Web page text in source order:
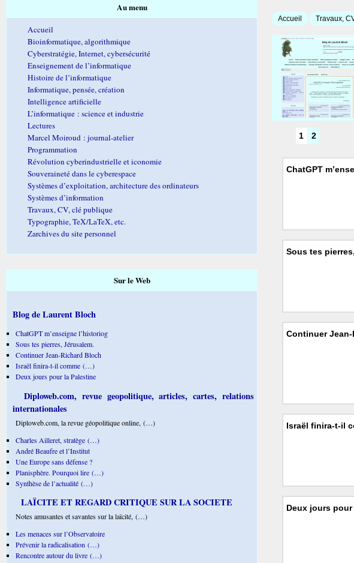
Accueil Travaux,
1 2
ChatGPT
Sous tes
Continuer
Israël finira-t-il
Deux jours
Au menu
Accueil
Bioinformatique, algorithmique
Cyberstratégie, Internet, cybersécurité
Enseignement de l’informatique
Histoire de l’informatique
Informatique, pensée, création
Intelligence artificielle
L’informatique : science et industrie
Lectures
Marcel Moiroud : journal-atelier
Programmation
Révolution cyberindustrielle et iconomie
Souveraineté dans le cyberespace
Systèmes d’exploitation, architecture des ordinateurs
Systèmes d’information
Travaux, CV, clé publique
Typographie, TeX/LaTeX, etc.
Zarchives du site personnel
Sur le Web
Blog de Laurent Bloch
ChatGPT m’enseigne l’historiog
Sous tes pierres, Jérusalem.
Continuer Jean-Richard Bloch
Israël finira-t-il comme (…)
Deux jours pour la Palestine
Diploweb.com, revue geopolitique, articles, cartes, relations
internationales
Diploweb.com, la revue géopolitique online, (…)
Charles Ailleret, stratège (…)
André Beaufre et l’Institut
Une Europe sans défense ?
Planisphère. Pourquoi lire (…)
Synthèse de l’actualité (…)
LAÏCITE ET REGARD CRITIQUE SUR LA SOCIETE
Notes amusantes et savantes sur la laïcité, (…)
Les menaces sur l’Observatoire
Prévenir la radicalisation (…)
Rencontre autour du livre (…)